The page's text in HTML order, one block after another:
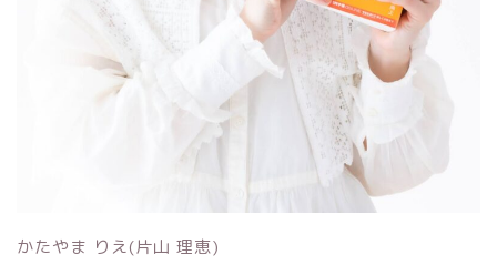
かたやま りえ(片山 理恵)